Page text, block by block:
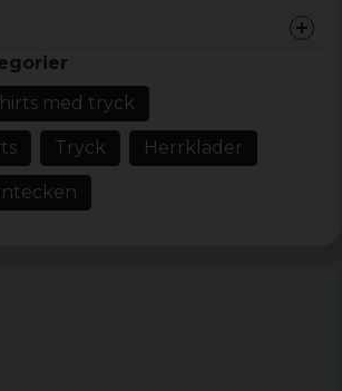
Under motivet står tydligt
med stjärntecknets datum:
May
diskret texten"Gemini"
personlig touch
bomull
med tryck
Tryck Herrkläder